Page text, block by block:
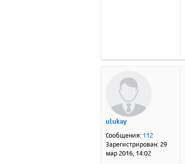
ulukay
Сообщения: 112
Зарегистрирован: 29
мар 2016, 14:02